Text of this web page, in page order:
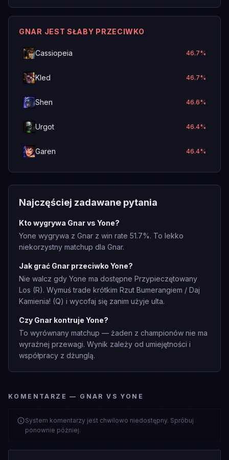
GNAR JEST SŁABY PRZECIWKO
Cassiopeia 46.7%
Kled 46.7%
Shen 46.6%
Urgot 46.4%
Garen 46.4%
Najczęściej zadawane pytania
Kto wygrywa Gnar vs Yone?
Yone wygrywa z Gnar z win rate 51.7%. To lekko
niekorzystny matchup dla Gnar.
Jak grać Gnar przeciwko Yone?
Nie walcz gdy Yone ma dostępne Przypieczętowany
Los (R). Wymuś trade krótkim Rzut Bumerangiem / Daj
Kamienia! (Q) i wycofaj się zanim użyje ulta.
Czy Gnar kontruje Yone?
To wyrównany matchup — żaden z championów nie ma
wyraźnej przewagi. Wynik zależy od umiejętności i
współpracy z dżunglą.
KOMENTARZE — GNAR VS YONE
System komentarzy jest chwilowo niedostępny. Spróbuj
ponownie później.